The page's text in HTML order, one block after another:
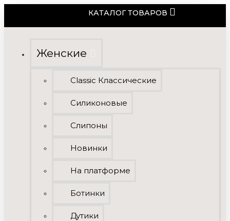
КАТАЛОГ ТОВАРОВ
Женские
Classic Классические
Силиконовые
Слипоны
Новинки
На платформе
Ботинки
Дутики